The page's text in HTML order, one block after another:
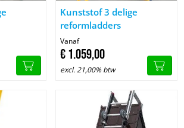
delige reformladdersImage Kunststof 3 delige
Kunststof 3 delige
reformladders
Vanaf
€1.059,00
excl. 21,00% btw